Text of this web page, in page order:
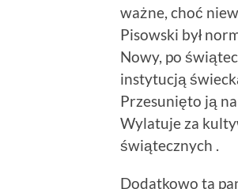
ważne, choć
Pisowski był
Nowy, po
instytucją
Przesunięto ją
Wylatuje za
świątecznych .
Dodatkowo ta